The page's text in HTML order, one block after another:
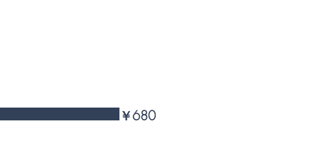
￥680